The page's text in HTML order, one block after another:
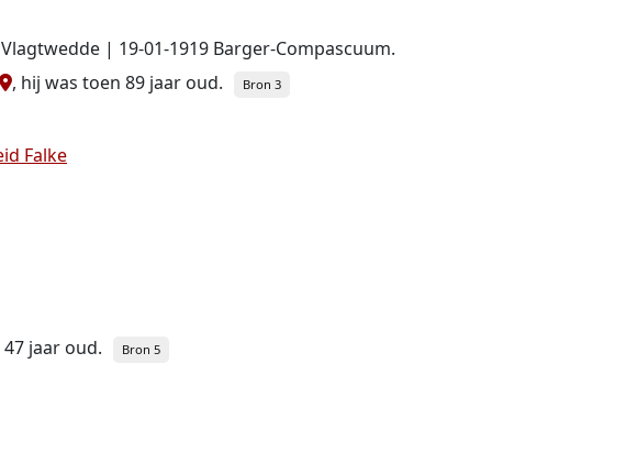
| 19-01-1919 Barger-Compascuum.
, hij was toen 89 jaar oud. Bron 3
Falke
jaar oud. Bron 5